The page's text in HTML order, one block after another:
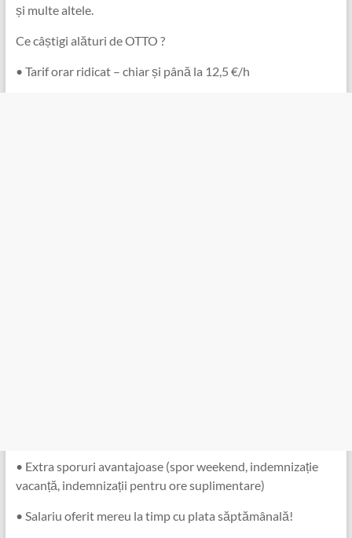
și multe altele.
Ce câștigi alături de OTTO ?
• Tarif orar ridicat – chiar și până la 12,5 €/h
• Extra sporuri avantajoase (spor weekend, indemnizație
vacanță, indemnizații pentru ore suplimentare)
• Salariu oferit mereu la timp cu plata săptămânală!